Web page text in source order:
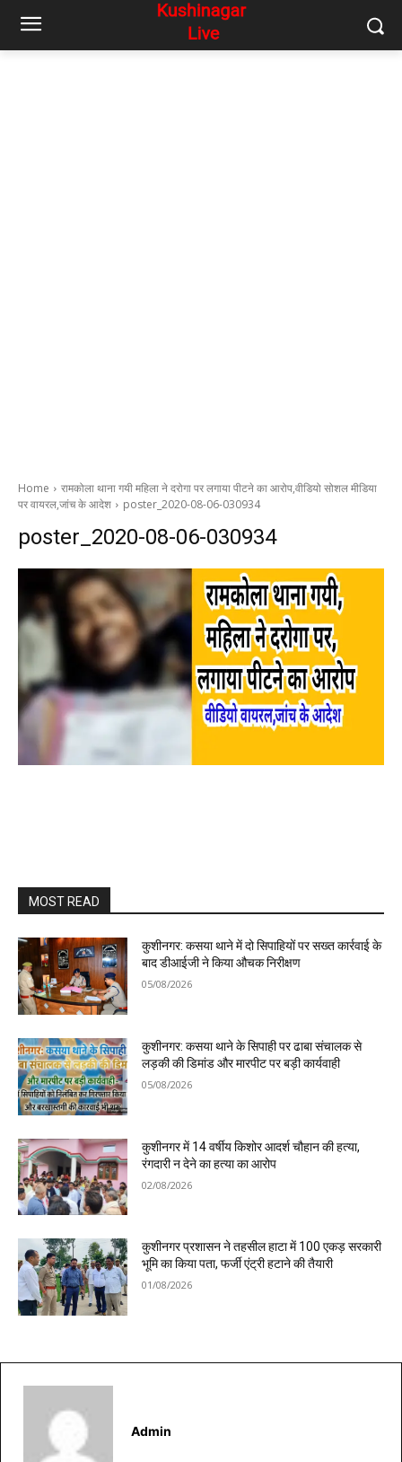
Home
रामकोला थाना गयी महिला ने दरोगा पर लगाया पीटने का आरोप,वीडियो सोशल मीडिया
पर वायरल,जांच के आदेश
poster_2020-08-06-030934
poster_2020-08-06-030934
MOST READ
कुशीनगर: कसया थाने में दो सिपाहियों पर सख्त कार्रवाई के
बाद डीआईजी ने किया औचक निरीक्षण
05/08/2026
कुशीनगर: कसया थाने के सिपाही पर ढाबा संचालक से
लड़की की डिमांड और मारपीट पर बड़ी कार्यवाही
05/08/2026
कुशीनगर में 14 वर्षीय किशोर आदर्श चौहान की हत्या,
रंगदारी न देने का हत्या का आरोप
02/08/2026
कुशीनगर प्रशासन ने तहसील हाटा में 100 एकड़ सरकारी
भूमि का किया पता, फर्जी एंट्री हटाने की तैयारी
01/08/2026
Admin